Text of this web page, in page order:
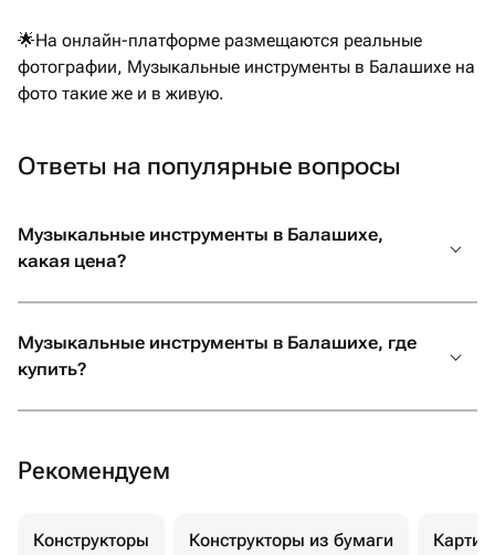
🌟На онлайн-платформе размещаются реальные
фотографии, Музыкальные инструменты в Балашихе на
фото такие же и в живую.
Ответы на популярные вопросы
Музыкальные инструменты в Балашихе,
какая цена?
Музыкальные инструменты в Балашихе, где
купить?
Рекомендуем
Конструкторы Конструкторы из бумаги